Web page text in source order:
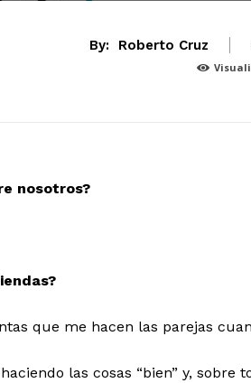
By: Roberto Cruz
nosotros?
que me hacen las parejas
las cosas “bien” y, sobre